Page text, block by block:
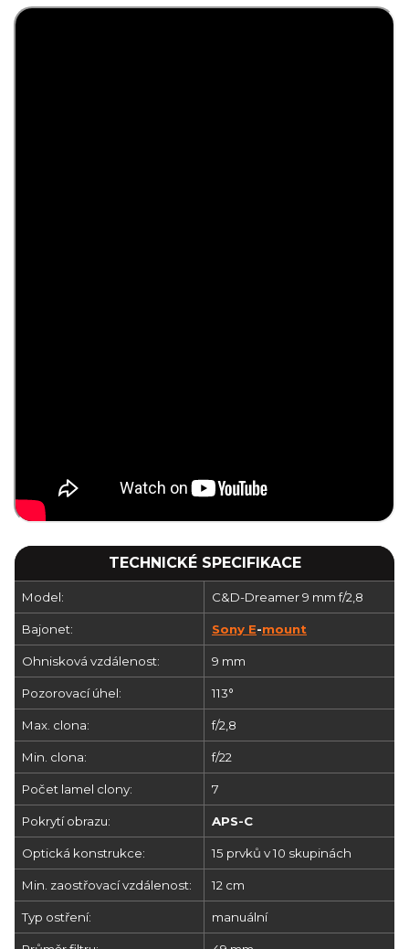
TECHNICKÉ SPECIFIKACE
Model: C&D-Dreamer 9 mm f/2,8
Bajonet: Sony E-mount
Ohnisková vzdálenost: 9 mm
Pozorovací úhel: 113°
Max. clona: f/2,8
Min. clona: f/22
Počet lamel clony: 7
Pokrytí obrazu: APS-C
Optická konstrukce: 15 prvků v 10 skupinách
Min. zaostřovací vzdálenost: 12 cm
Typ ostření: manuální